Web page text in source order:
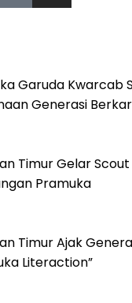
k
k
s
g
r
a
Garuda Kwarcab
Generasi
Timur Gelar
Pramuka
Timur Ajak
Literaction”